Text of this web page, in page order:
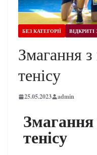
БЕЗ КАТЕГОРІЇ
Змагання з
тенісу
25.05.2023 admin
Змагання
тенісу